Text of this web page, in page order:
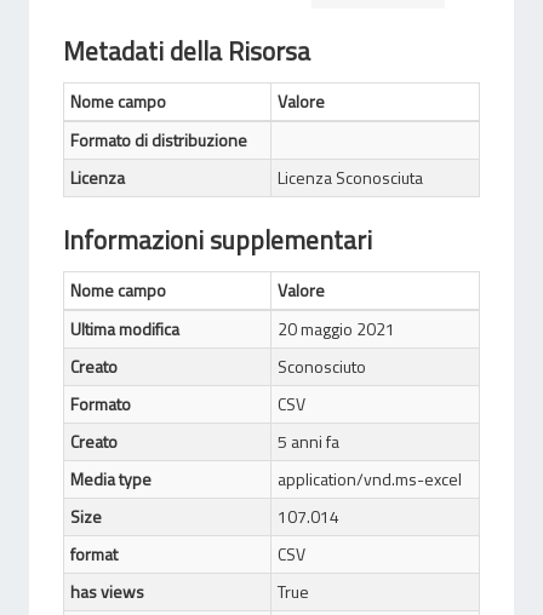
Metadati della Risorsa
Nome campo
Valore
Formato di distribuzione
Licenza
Licenza Sconosciuta
Informazioni supplementari
Nome campo
Valore
Ultima modifica
20 maggio 2021
Creato
Sconosciuto
Formato
CSV
Creato
5 anni fa
Media type
application/vnd.ms-excel
Size
107.014
format
CSV
has views
True